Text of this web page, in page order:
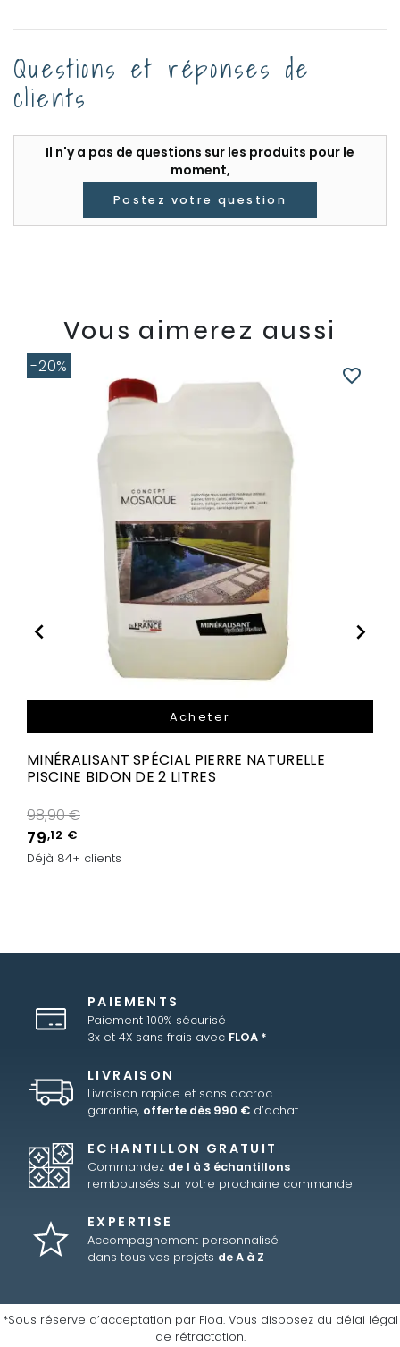
Questions et réponses de
clients
Il n'y a pas de questions sur les produits pour le
moment,
Postez votre question
Vous aimerez aussi

Acheter
favorite_border
MINÉRALISANT SPÉCIAL PIERRE NATURELLE
PISCINE BIDON DE 2 LITRES
Prix de base
98,90 €
79,12 €
Déjà 84+ clients
-20%

PAIEMENTS
Paiement 100% sécurisé
3x et 4X sans frais avec FLOA *
LIVRAISON
Livraison rapide et sans accroc
garantie, offerte dès 990 € d’achat
ECHANTILLON GRATUIT
Commandez de 1 à 3 échantillons
remboursés sur votre prochaine commande
EXPERTISE
Accompagnement personnalisé
dans tous vos projets de A à Z
*Sous réserve d’acceptation par Floa. Vous disposez du délai légal
de rétractation.